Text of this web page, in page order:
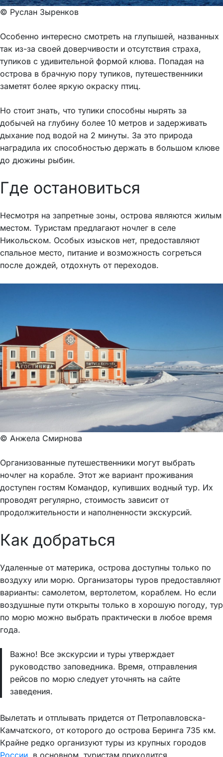
© Руслан Зыренков
Особенно интересно смотреть на глупышей, названных
так из-за своей доверчивости и отсутствия страха,
тупиков с удивительной формой клюва. Попадая на
острова в брачную пору тупиков, путешественники
заметят более яркую окраску птиц.
Но стоит знать, что тупики способны нырять за
добычей на глубину более 10 метров и задерживать
дыхание под водой на 2 минуты. За это природа
наградила их способностью держать в большом клюве
до дюжины рыбин.
Где остановиться
Несмотря на запретные зоны, острова являются жилым
местом. Туристам предлагают ночлег в селе
Никольском. Особых изысков нет, предоставляют
спальное место, питание и возможность согреться
после дождей, отдохнуть от переходов.
© Анжела Смирнова
Организованные путешественники могут выбрать
ночлег на корабле. Этот же вариант проживания
доступен гостям Командор, купивших водный тур. Их
проводят регулярно, стоимость зависит от
продолжительности и наполненности экскурсий.
Как добраться
Удаленные от материка, острова доступны только по
воздуху или морю. Организаторы туров предоставляют
варианты: самолетом, вертолетом, кораблем. Но если
воздушные пути открыты только в хорошую погоду, тур
по морю можно выбрать практически в любое время
года.
Важно! Все экскурсии и туры утверждает
руководство заповедника. Время, отправления
рейсов по морю следует уточнять на сайте
заведения.
Вылетать и отплывать придется от Петропавловска-
Камчатского, от которого до острова Беринга 735 км.
Крайне редко организуют туры из крупных городов
России , в основном, туристам приходится